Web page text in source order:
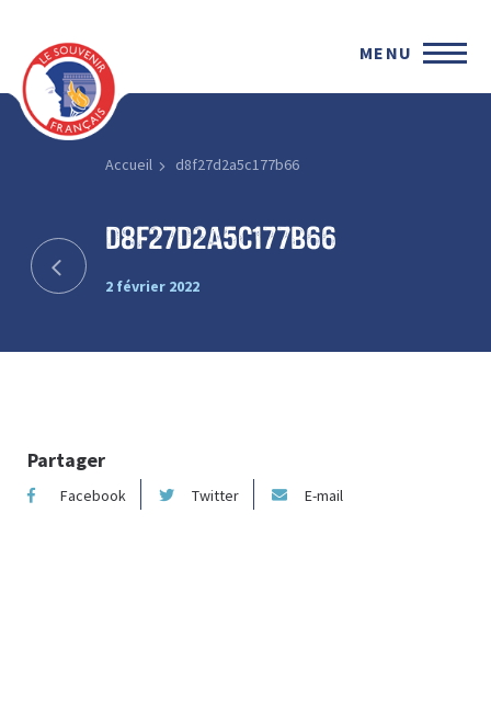
MENU
Accueil d8f27d2a5c177b66
d8f27d2a5c177b66
2 février 2022
Partager
Facebook Twitter E-mail